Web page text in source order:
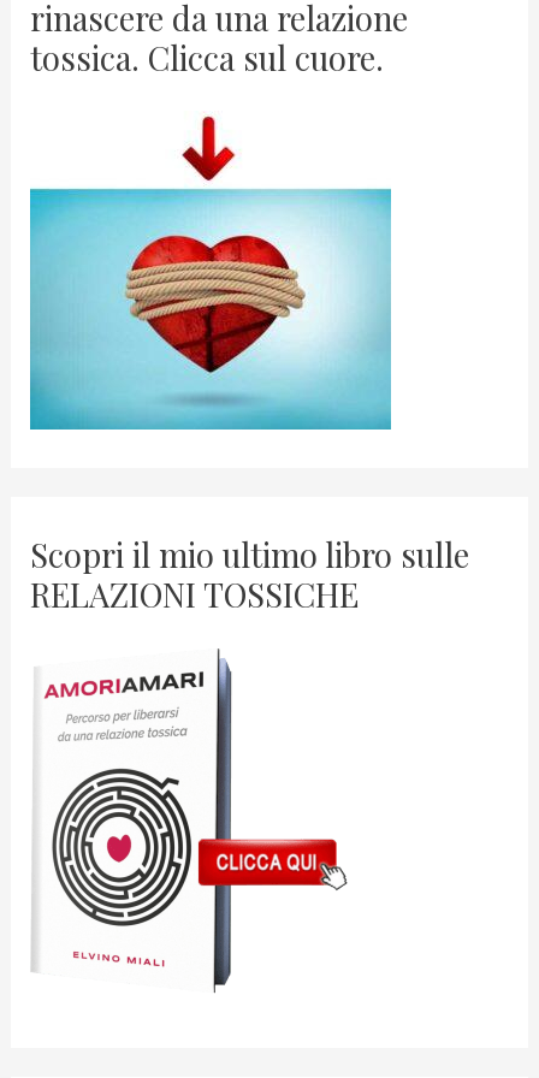
rinascere da una relazione
tossica. Clicca sul cuore.
Scopri il mio ultimo libro sulle
RELAZIONI TOSSICHE